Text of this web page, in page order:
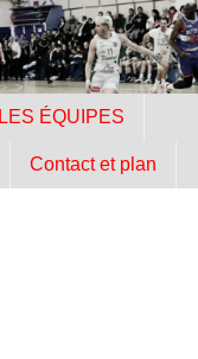
LES ÉQUIPES
Contact et plan